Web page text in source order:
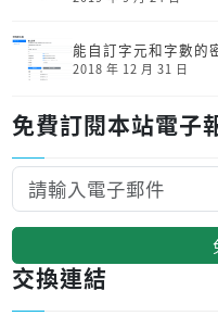
能自訂字元和字數的
2018 年 12 月 31 日
免費訂閱本站電子
交換連結